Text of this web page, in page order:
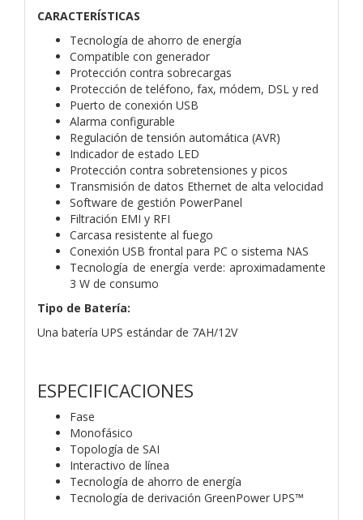
CARACTERÍSTICAS
Tecnología de ahorro de energía
Compatible con generador
Protección contra sobrecargas
Protección de teléfono, fax, módem, DSL y red
Puerto de conexión USB
Alarma configurable
Regulación de tensión automática (AVR)
Indicador de estado LED
Protección contra sobretensiones y picos
Transmisión de datos Ethernet de alta velocidad
Software de gestión PowerPanel
Filtración EMI y RFI
Carcasa resistente al fuego
Conexión USB frontal para PC o sistema NAS
Tecnología de energía verde: aproximadamente
3 W de consumo
Tipo de Batería:
Una batería UPS estándar de 7AH/12V
ESPECIFICACIONES
Fase
Monofásico
Topología de SAI
Interactivo de línea
Tecnología de ahorro de energía
Tecnología de derivación GreenPower UPS™